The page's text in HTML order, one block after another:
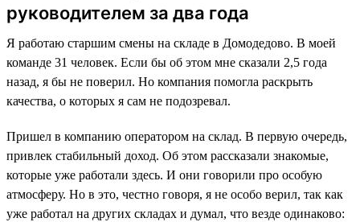
руководителем за два года
Я работаю старшим смены на складе в Домодедово. В моей
команде 31 человек. Если бы об этом мне сказали 2,5 года
назад, я бы не поверил. Но компания помогла раскрыть
качества, о которых я сам не подозревал.
Пришел в компанию оператором на склад. В первую очередь,
привлек стабильный доход. Об этом рассказали знакомые,
которые уже работали здесь. И они говорили про особую
атмосферу. Но в это, честно говоря, я не особо верил, так как
уже работал на других складах и думал, что везде одинаково: